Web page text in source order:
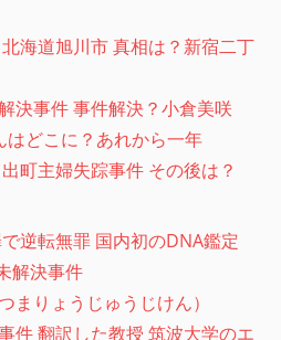
海道旭川市 真相は？新宿二丁
決事件 事件解決？小倉美咲
はどこに？あれから一年
町主婦失踪事件 その後は？
逆転無罪 国内初のDNA鑑定
解決事件
まりょうじゅうじけん）
件 翻訳した教授 筑波大学のエ